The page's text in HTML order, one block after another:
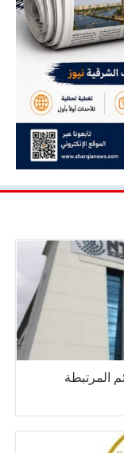
المرتبطة